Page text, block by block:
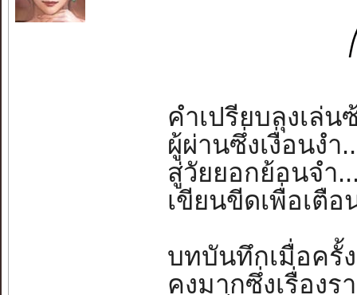
คำเปรียบลุงเล่
ผู้ผ่านซึ่งเงื่อนงำ
สู่วัยยอกย้อนจำ
เขียนขีดเพื่อเตื
บทบันทึกเมื่อครั้
คงมากซึ่งเรื่องร